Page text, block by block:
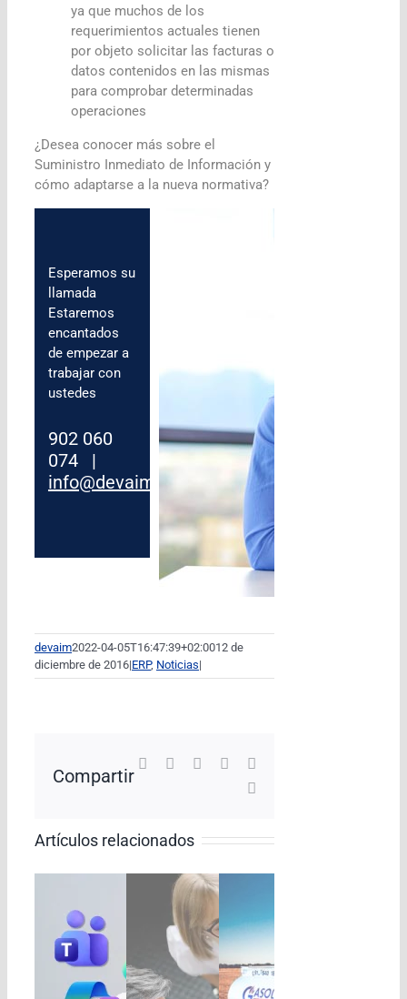
ya que muchos de los
requerimientos actuales tienen
por objeto solicitar las facturas o
datos contenidos en las mismas
para comprobar determinadas
operaciones
¿Desea conocer más sobre el
Suministro Inmediato de Información y
cómo adaptarse a la nueva normativa?
Esperamos su
llamada
Estaremos
encantados
de empezar a
trabajar con
ustedes
902 060
074 |
info@devaim.com
devaim2022-04-05T16:47:39+02:0012 de
diciembre de 2016|ERP, Noticias|
Compartir
Facebook LinkedInWhatsApp
Artículos relacionados